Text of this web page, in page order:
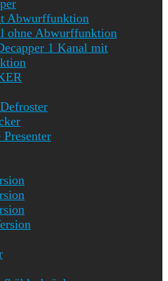
Abwurffunktion
ohne Abwurffunktion
1 Kanal mit